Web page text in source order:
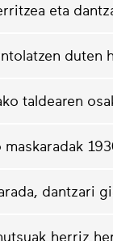
eta
duten
taldearen
dantzari
herriz